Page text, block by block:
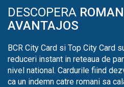
DESCOPERA
AVANTAJOS
BCR City Card si Top City Card
reduceri instant in reteaua de
nivel national. Cardurile fiind
ca un indemn catre romani sa